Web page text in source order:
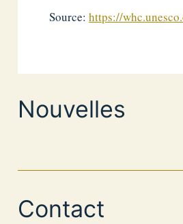
Source:https://
Nouvelles
Contact